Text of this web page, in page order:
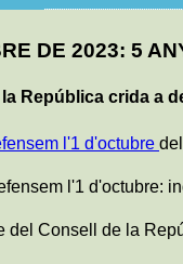
DE 2023: 5
la República crida a
l'1 d'octubre
l'1 d'octubre:
del Consell de la